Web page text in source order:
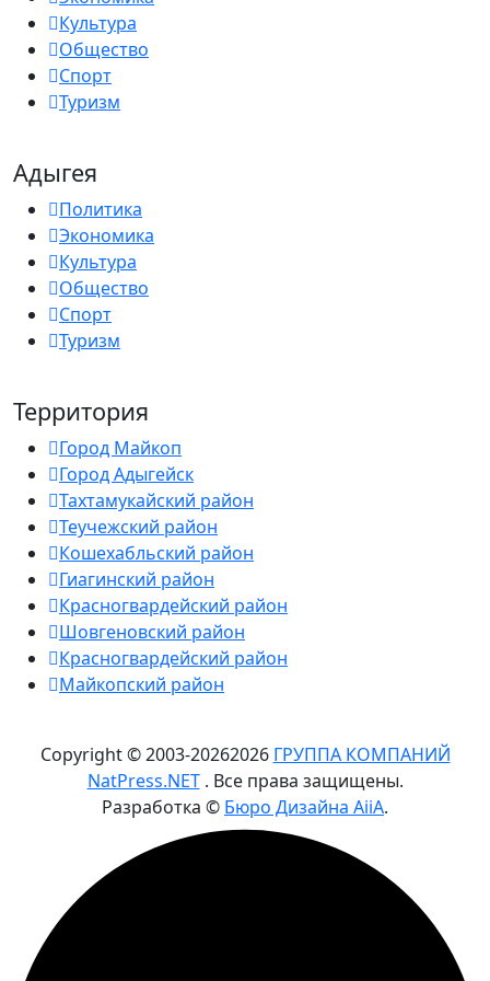
Культура
Общество
Спорт
Туризм
Адыгея
Политика
Экономика
Культура
Общество
Спорт
Туризм
Территория
Город Майкоп
Город Адыгейск
Тахтамукайский район
Теучежский район
Кошехабльский район
Гиагинский район
Красногвардейский район
Шовгеновский район
Красногвардейский район
Майкопский район
Copyright © 2003-20262026 ГРУППА КОМПАНИЙ
NatPress.NET. Все права защищены.
Разработка © Бюро Дизайна AiiA.